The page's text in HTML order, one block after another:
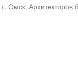
г. Омск,